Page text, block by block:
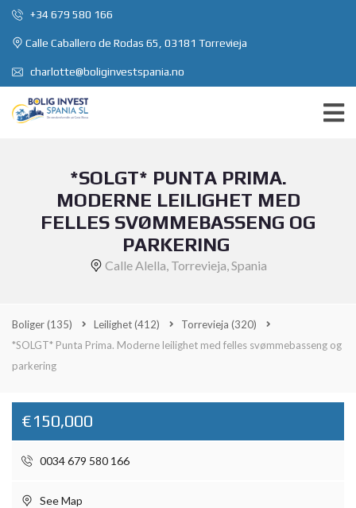
+34 679 580 166
Calle Caballero de Rodas 65, 03181 Torrevieja
charlotte@boliginvestspania.no
*SOLGT* PUNTA PRIMA.
MODERNE LEILIGHET MED
FELLES SVØMMEBASSENG OG
PARKERING
Calle Alella, Torrevieja, Spania
Boliger(135) Leilighet(412) Torrevieja (320)
*SOLGT* Punta Prima. Moderne leilighet med felles svømmebasseng og
parkering
€150,000
0034 679 580 166
See Map